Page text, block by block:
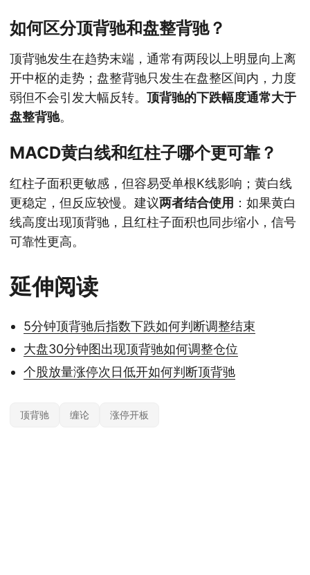
如何区分顶背驰和盘整背驰？
顶背驰发生在趋势末端，通常有两段以上明显向上离
开中枢的走势；盘整背驰只发生在盘整区间内，力度
弱但不会引发大幅反转。 顶背驰的下跌幅度通常大于
盘整背驰。
MACD黄白线和红柱子哪个更可靠？
红柱子面积更敏感，但容易受单根K线影响；黄白线
更稳定，但反应较慢。建议两者结合使用 ：如果黄白
线高度出现顶背驰，且红柱子面积也同步缩小，信号
可靠性更高。
延伸阅读
5分钟顶背驰后指数下跌如何判断调整结束
大盘30分钟图出现顶背驰如何调整仓位
个股放量涨停次日低开如何判断顶背驰
顶背驰 缠论 涨停开板